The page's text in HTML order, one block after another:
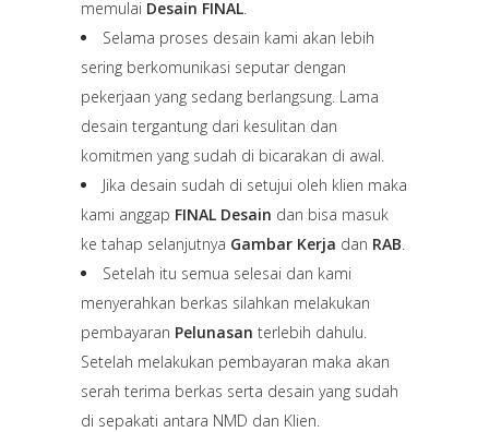
memulai Desain FINAL.
Selama proses desain kami akan lebih
sering berkomunikasi seputar dengan
pekerjaan yang sedang berlangsung. Lama
desain tergantung dari kesulitan dan
komitmen yang sudah di bicarakan di awal.
Jika desain sudah di setujui oleh klien maka
kami anggap FINAL Desain dan bisa masuk
ke tahap selanjutnya Gambar Kerja dan RAB.
Setelah itu semua selesai dan kami
menyerahkan berkas silahkan melakukan
pembayaran Pelunasan terlebih dahulu.
Setelah melakukan pembayaran maka akan
serah terima berkas serta desain yang sudah
di sepakati antara NMD dan Klien.